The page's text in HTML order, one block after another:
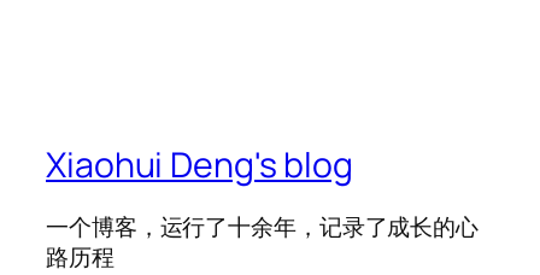
Xiaohui Deng's blog
一个博客，运行了十余年，记录了成长的心
路历程